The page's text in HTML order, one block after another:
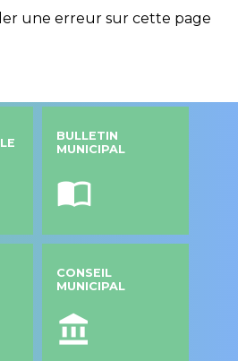
une erreur sur cette page
BULLETIN
MUNICIPAL
import_contacts
CONSEIL
MUNICIPAL
account_balance